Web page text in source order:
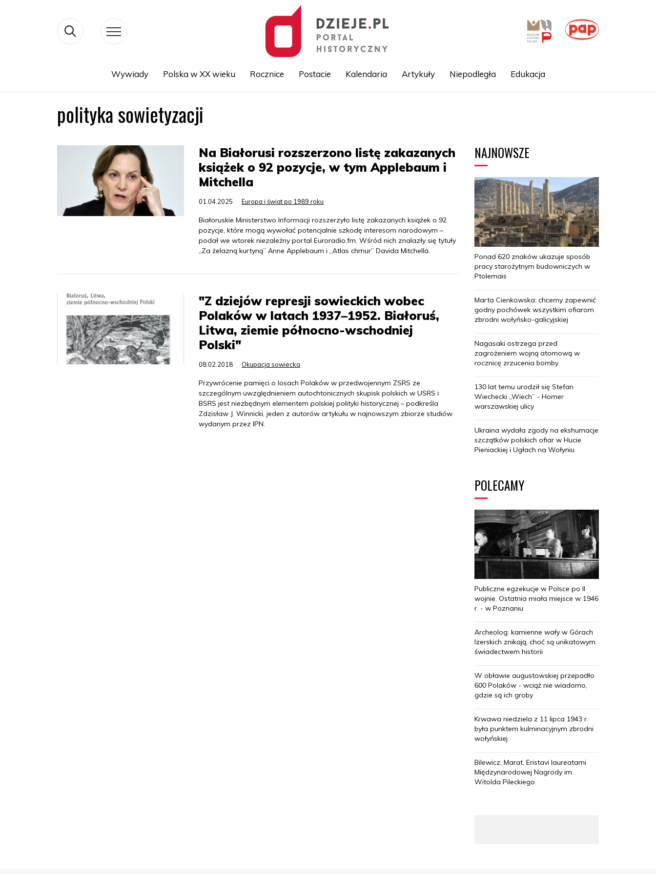
Wywiady Polska w XX wieku Rocznice Postacie Kalendaria Artykuły Niepodległa Edukacja
polityka sowietyzacji
Na Białorusi rozszerzono listę zakazanych
książek o 92 pozycje, w tym Applebaum i
Mitchella
01.04.2025 Europa i świat po 1989 roku
Białoruskie Ministerstwo Informacji rozszerzyło listę zakazanych książek o 92
pozycje, które mogą wywołać potencjalnie szkodę interesom narodowym –
podał we wtorek niezależny portal Euroradio.fm. Wśród nich znalazły się tytuły
„Za żelazną kurtyną” Anne Applebaum i „Atlas chmur” Davida Mitchella.
"Z dziejów represji sowieckich wobec
Polaków w latach 1937–1952. Białoruś,
Litwa, ziemie północno-wschodniej
Polski"
08.02.2018 Okupacja sowiecka
Przywrócenie pamięci o losach Polaków w przedwojennym ZSRS ze
szczególnym uwzględnieniem autochtonicznych skupisk polskich w USRS i
BSRS jest niezbędnym elementem polskiej polityki historycznej – podkreśla
Zdzisław J. Winnicki, jeden z autorów artykułu w najnowszym zbiorze studiów
wydanym przez IPN.
NAJNOWSZE
Ponad 620 znaków ukazuje sposób
pracy starożytnym budowniczych w
Ptolemais
Marta Cienkowska: chcemy zapewnić
godny pochówek wszystkim ofiarom
zbrodni wołyńsko-galicyjskiej
Nagasaki ostrzega przed
zagrożeniem wojną atomową w
rocznicę zrzucenia bomby
130 lat temu urodził się Stefan
Wiechecki „Wiech” - Homer
warszawskiej ulicy
Ukraina wydała zgody na ekshumacje
szczątków polskich ofiar w Hucie
Pieniackiej i Ugłach na Wołyniu
POLECAMY
Publiczne egzekucje w Polsce po II
wojnie. Ostatnia miała miejsce w 1946
r. - w Poznaniu
Archeolog: kamienne wały w Górach
Izerskich znikają, choć są unikatowym
świadectwem historii
W obławie augustowskiej przepadło
600 Polaków - wciąż nie wiadomo,
gdzie są ich groby
Krwawa niedziela z 11 lipca 1943 r.
była punktem kulminacyjnym zbrodni
wołyńskiej
Bilewicz, Marat, Eristavi laureatami
Międzynarodowej Nagrody im.
Witolda Pileckiego